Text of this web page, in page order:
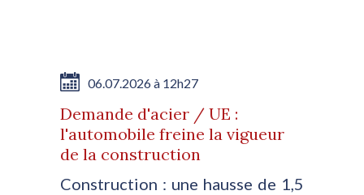
06.07.2026 à 12h27
Demande d'acier / UE :
l'automobile freine la vigueur
de la construction
Construction : une hausse de 1,5